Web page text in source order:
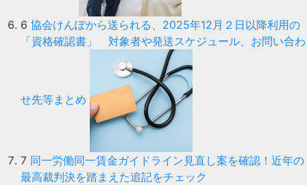
6 協会けんぽから送られる、2025年12月２日以降利用の
「資格確認書」 対象者や発送スケジュール、お問い合わ
せ先等まとめ
7 同一労働同一賃金ガイドライン見直し案を確認！近年の
最高裁判決を踏まえた追記をチェック